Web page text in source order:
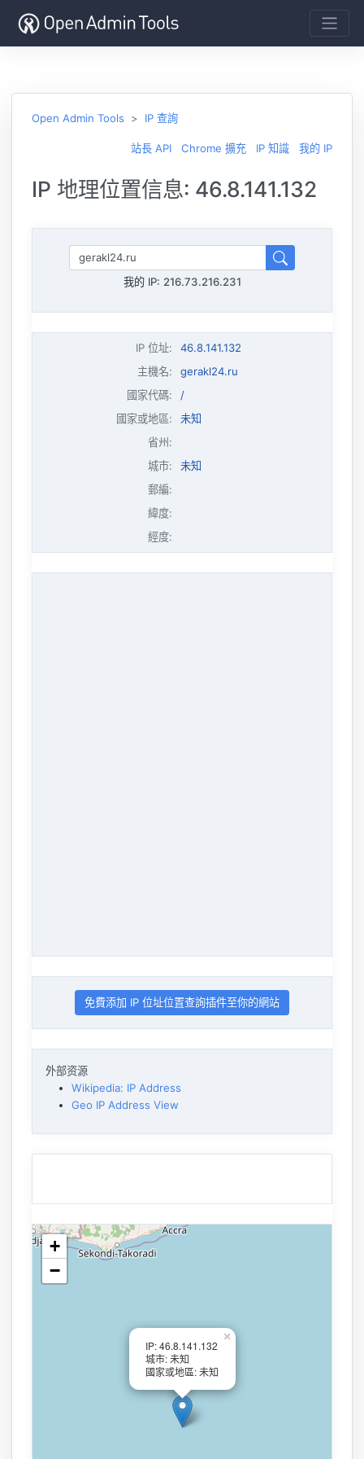
Open Admin Tools IP 查詢
站長 API Chrome 擴充 IP 知識 我的 IP
IP 地理位置信息: 46.8.141.132
我的 IP: 216.73.216.231
IP 位址:
46.8.141.132
主機名:
gerakl24.ru
國家代碼:
/
國家或地區:
未知
省州:
城市:
未知
郵編:
緯度:
經度:
免費添加 IP 位址位置查詢插件至你的網站
外部资源
Wikipedia: IP Address
Geo IP Address View
IP: 46.8.141.132
城市: 未知
國家或地區: 未知
×
+
−